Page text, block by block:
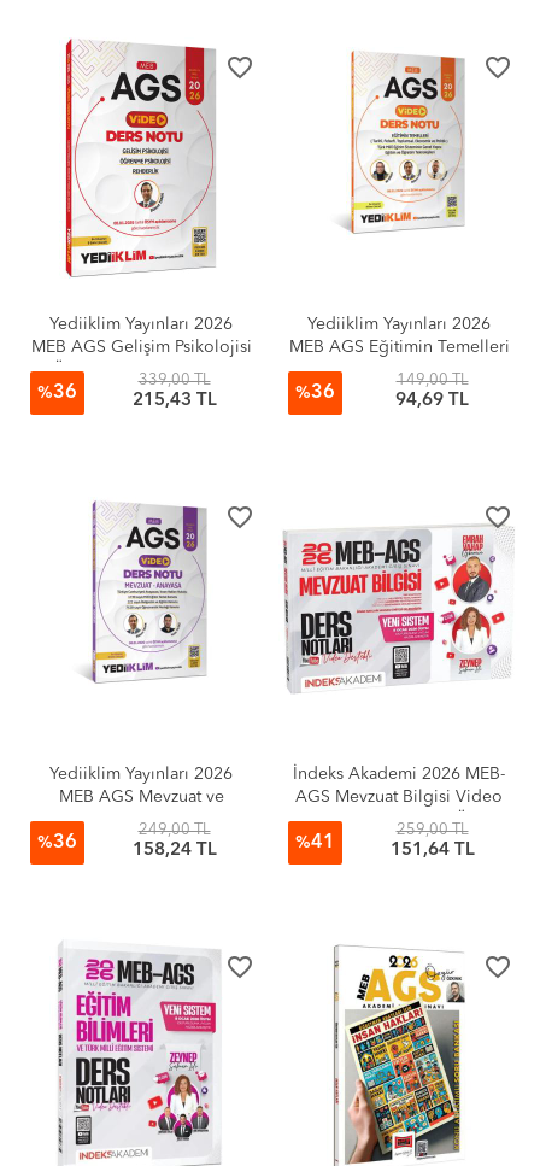
favorite_border
Yediiklim Yayınları 2026
MEB AGS Gelişim Psikolojisi
Öğrenme Psikolojisi ve
Rehberlik Video Anlatımlı
%36
339,00 TL
215,43 TL
favorite_border
Yediiklim Yayınları 2026
MEB AGS Eğitimin Temelleri
ve Temel Kavramlar Türk
Milli Eğitim Sisteminin
Genel Yapısı Eğitim ve
%36
149,00 TL
94,69 TL
favorite_border
Yediiklim Yayınları 2026
MEB AGS Mevzuat ve
Anayasa Video Anlatımlı
Ders Notu
%36
249,00 TL
158,24 TL
favorite_border
İndeks Akademi 2026 MEB-
AGS Mevzuat Bilgisi Video
Ders Notları 8 Ocak ÖSYM
Duyurusuna Göre - Emrah
Vahap Özkaraca, Zeynep
%41
259,00 TL
151,64 TL
favorite_border favorite_border